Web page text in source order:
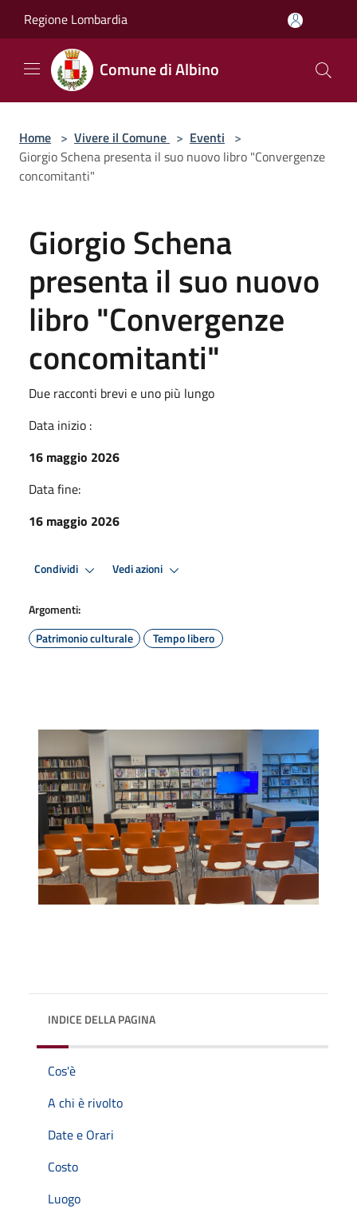
Regione Lombardia
Comune di Albino
Home > Vivere il Comune > Eventi >
Giorgio Schena presenta il suo nuovo libro "Convergenze
concomitanti"
Giorgio Schena
presenta il suo nuovo
libro "Convergenze
concomitanti"
Due racconti brevi e uno più lungo
Data inizio :
16 maggio 2026
Data fine:
16 maggio 2026
Condividi Vedi azioni
Argomenti:
Patrimonio culturale
Tempo libero
INDICE DELLA PAGINA
Cos'è
A chi è rivolto
Date e Orari
Costo
Luogo